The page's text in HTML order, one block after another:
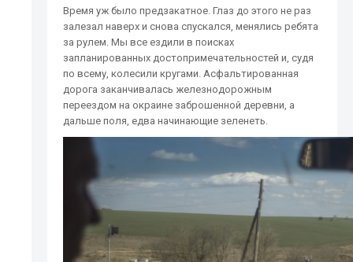
Время уж было предзакатное. Глаз до этого не раз
залезал наверх и снова спускался, менялись ребята
за рулем. Мы все ездили в поисках
запланированных достопримечательностей и, судя
по всему, колесили кругами. Асфальтированная
дорога заканчивалась железнодорожным
переездом на окраине заброшенной деревни, а
дальше поля, едва начинающие зеленеть.